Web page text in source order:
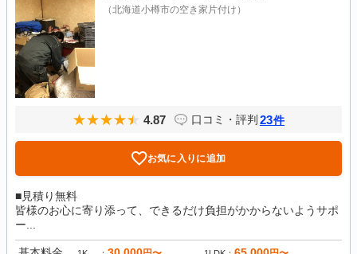
（北海道小樽市の空き家片付け）
4.87 口コミ・評判 23件
お気に入りに追加
■見積り無料
皆様のお心に寄り添って、できるだけ負担がかからないようサポ
ー...